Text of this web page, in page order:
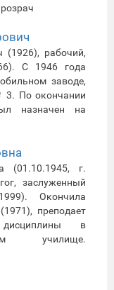
(1926), рабочий,
С 1946 года
заводе,
3. По окончании
назначен на
(01.10.1945, г.
заслуженный
Окончила
преподает
дисциплины в
училище.